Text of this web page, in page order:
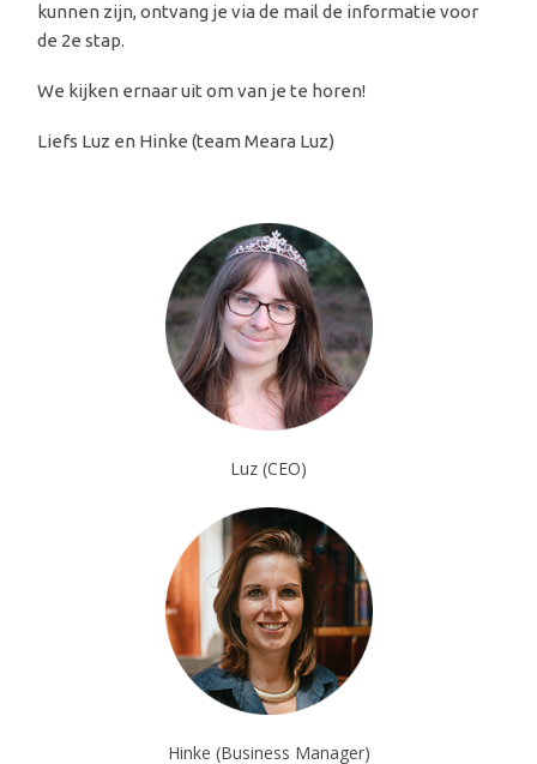
kunnen zijn, ontvang je via de mail de informatie voor
de 2e stap.
We kijken ernaar uit om van je te horen!
Liefs Luz en Hinke (team Meara Luz)
Luz (CEO)
Hinke (Business Manager)